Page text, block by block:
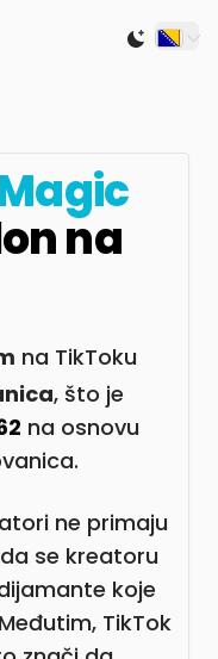
Switch
na
na TikToku
, što je
na osnovu
ne primaju
se kreatoru
koje
TikTok